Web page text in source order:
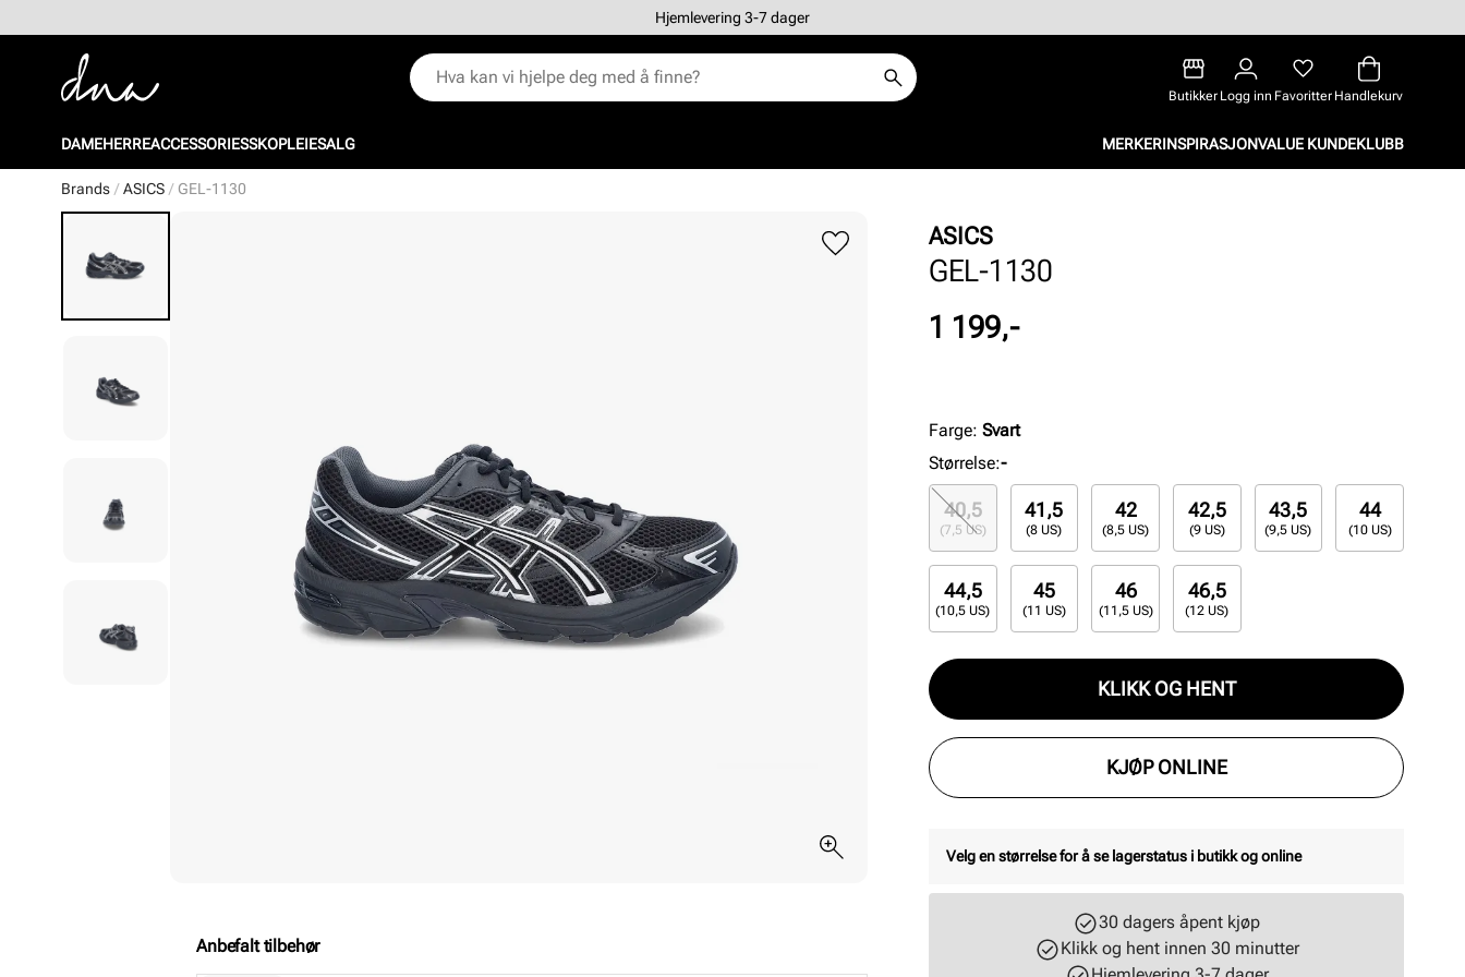
Hjemlevering 3-7 dager
Butikker Logg inn Favoritter Handlekurv
DAMEHERREACCESSORIESSKOPLEIESALG MERKERINSPIRASJONVALUE KUNDEKLUBB
Brands ASICS GEL-1130
Anbefalt tilbehør
ASICS
GEL-1130
Pris
1 199,-
Farge: Svart
Størrelse:-
40,5
(7,5 US)
41,5
(8 US)
42
(8,5 US)
42,5
(9 US)
43,5
(9,5 US)
44
(10 US)
44,5
(10,5 US)
45
(11 US)
46
(11,5 US)
46,5
(12 US)
KLIKK OG HENT
KJØP ONLINE
Velg en størrelse for å se lagerstatus i butikk og online
30 dagers åpent kjøp
Klikk og hent innen 30 minutter